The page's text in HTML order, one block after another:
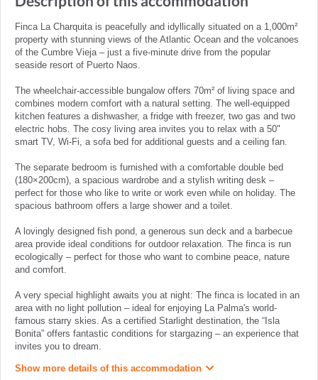
Finca La Charquita is peacefully and idyllically situated on a 1,000m²
property with stunning views of the Atlantic Ocean and the volcanoes
of the Cumbre Vieja – just a five-minute drive from the popular
seaside resort of Puerto Naos.
The wheelchair-accessible bungalow offers 70m² of living space and
combines modern comfort with a natural setting. The well-equipped
kitchen features a dishwasher, a fridge with freezer, two gas and two
electric hobs. The cosy living area invites you to relax with a 50"
smart TV, Wi-Fi, a sofa bed for additional guests and a ceiling fan.
The separate bedroom is furnished with a comfortable double bed
(180×200cm), a spacious wardrobe and a stylish writing desk –
perfect for those who like to write or work even while on holiday. The
spacious bathroom offers a large shower and a toilet.
A lovingly designed fish pond, a generous sun deck and a barbecue
area provide ideal conditions for outdoor relaxation. The finca is run
ecologically – perfect for those who want to combine peace, nature
and comfort.
A very special highlight awaits you at night: The finca is located in an
area with no light pollution – ideal for enjoying La Palma's world-
famous starry skies. As a certified Starlight destination, the “Isla
Bonita” offers fantastic conditions for stargazing – an experience that
invites you to dream.
Show more details of this accommodation